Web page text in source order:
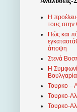
Η
τους
Πώς και
άποψη
Στενά
Η
Τουρκο –
Τουρκο-
Τουρκο-